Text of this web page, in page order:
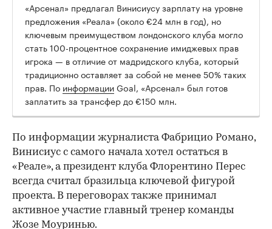
«Арсенал» предлагал Винисиусу зарплату на уровне
предложения «Реала» (около €24 млн в год), но
ключевым преимуществом лондонского клуба могло
стать 100-процентное сохранение имиджевых прав
игрока — в отличие от мадридского клуба, который
традиционно оставляет за собой не менее 50% таких
прав. По информацииGoal, «Арсенал» был готов
заплатить за трансфер до €150 млн.
По информации журналиста Фабрицио Романо,
Винисиус с самого начала хотел остаться в
«Реале», а президент клуба Флорентино Перес
всегда считал бразильца ключевой фигурой
проекта. В переговорах также принимал
активное участие главный тренер команды
Жозе Моуринью.